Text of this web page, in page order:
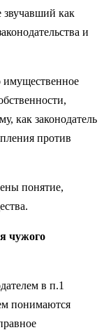
как
и
как законодатель
против
понятие,
в п.1
понимаются